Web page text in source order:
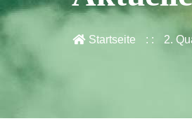
Startseite 2.